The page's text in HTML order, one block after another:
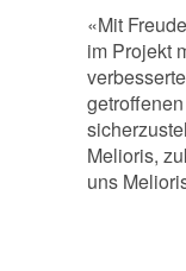
«Mit
im Projekt
Melioris,
uns